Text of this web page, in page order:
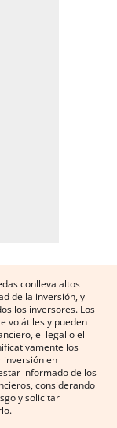
conlleva altos
de la inversión, y
los inversores. Los
volátiles y pueden
el legal o el
los
inversión en
informado de los
considerando
y solicitar